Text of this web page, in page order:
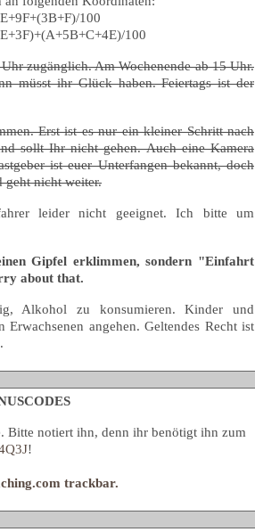
100
100
zugänglich. Am Wochenende ab 15 Uhr.
müsst ihr Glück haben. Feiertags ist der
Erst ist es nur ein kleiner Schritt nach
sollt Ihr nicht gehen. Auch eine Kamera
ist euer Unterfangen bekannt, doch
geht nicht weiter.
leider nicht geeignet. Ich bitte um
Gipfel erklimmen, sondern "Einfahrt
about that.
Alkohol zu konsumieren. Kinder und
angehen. Geltendes Recht ist
Bitte notiert ihn, denn ihr benötigt ihn zum
!
trackbar.